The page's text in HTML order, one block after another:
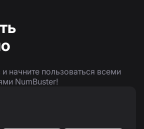
начните пользоваться всеми
NumBuster!